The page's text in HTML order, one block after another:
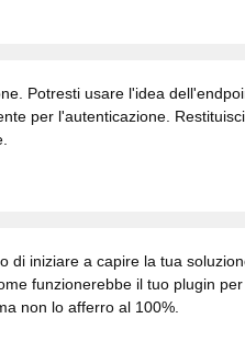
Potresti usare l'idea
per l'autenticazione.
di iniziare a capire la tua
funzionerebbe il tuo plugin
non lo afferro al 100%.